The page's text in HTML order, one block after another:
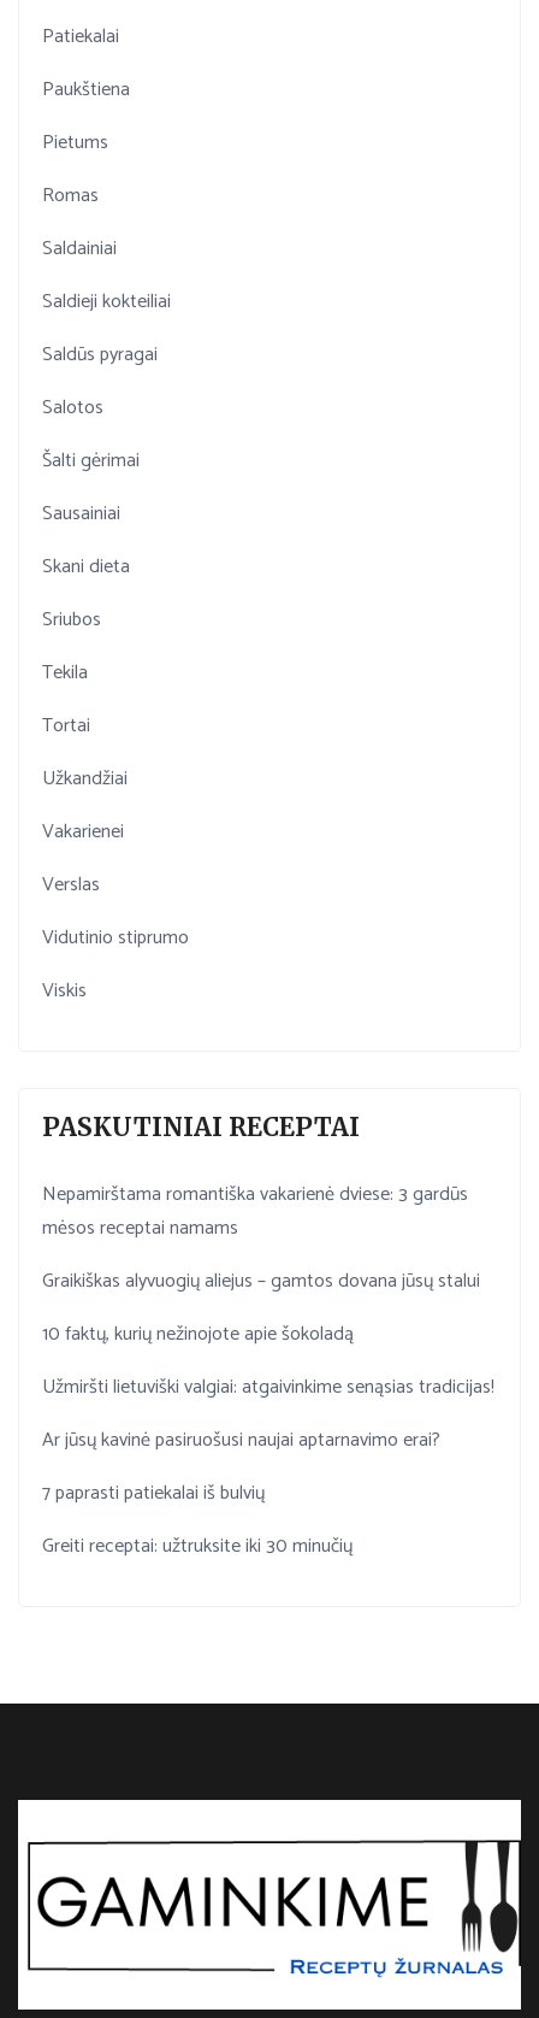
Patiekalai
Paukštiena
Pietums
Romas
Saldainiai
Saldieji kokteiliai
Saldūs pyragai
Salotos
Šalti gėrimai
Sausainiai
Skani dieta
Sriubos
Tekila
Tortai
Užkandžiai
Vakarienei
Verslas
Vidutinio stiprumo
Viskis
PASKUTINIAI RECEPTAI
Nepamirštama romantiška vakarienė dviese: 3 gardūs
mėsos receptai namams
Graikiškas alyvuogių aliejus – gamtos dovana jūsų stalui
10 faktų, kurių nežinojote apie šokoladą
Užmiršti lietuviški valgiai: atgaivinkime senąsias tradicijas!
Ar jūsų kavinė pasiruošusi naujai aptarnavimo erai?
7 paprasti patiekalai iš bulvių
Greiti receptai: užtruksite iki 30 minučių